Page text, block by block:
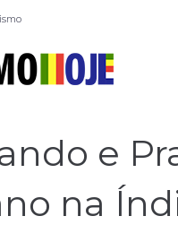
e
na